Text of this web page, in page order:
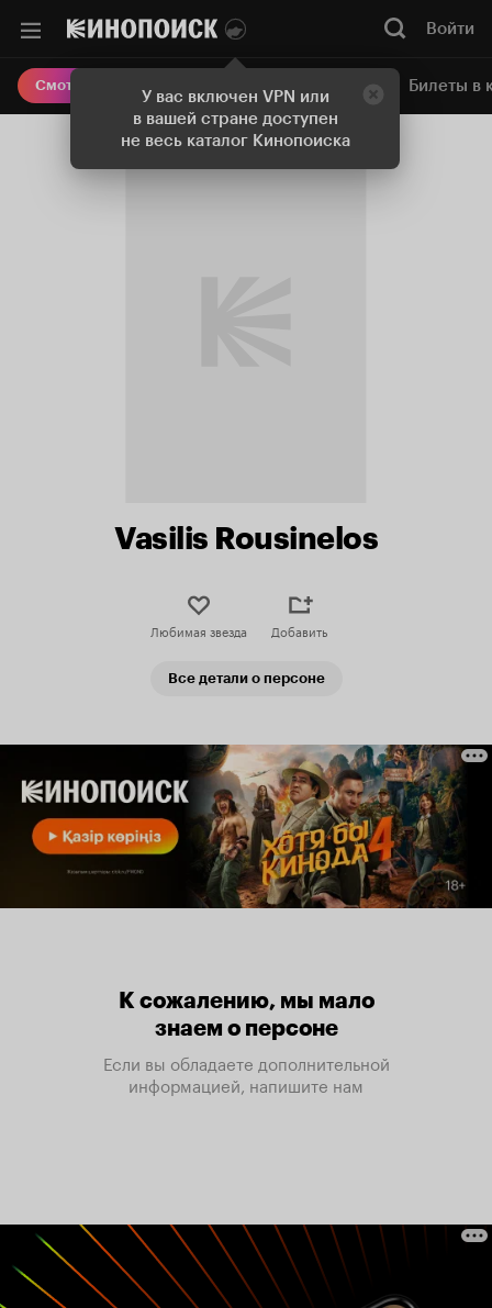
У вас включен VPN или
в вашей стране доступен
не весь каталог Кинопоиска
Войти
Смотреть кино Онлайн-кинотеатр Билеты в
Vasilis Rousinelos
Любимая звезда Добавить
Все детали о персоне
К сожалению, мы мало
знаем о персоне
Если вы обладаете дополнительной
информацией, напишите нам